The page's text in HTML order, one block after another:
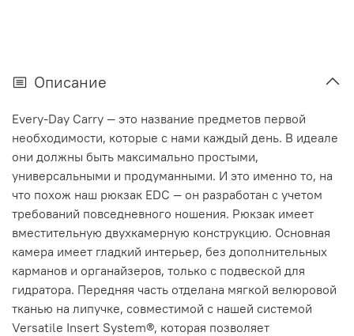
Описание
Every-Day Carry — это название предметов первой
необходимости, которые с нами каждый день. В идеале
они должны быть максимально простыми,
универсальными и продуманными. И это именно то, на
что похож наш рюкзак EDC — он разработан с учетом
требований повседневного ношения. Рюкзак имеет
вместительную двухкамерную конструкцию. Основная
камера имеет гладкий интерьер, без дополнительных
карманов и органайзеров, только с подвеской для
гидратора. Передняя часть отделана мягкой велюровой
тканью на липучке, совместимой с нашей системой
Versatile Insert System®, которая позволяет